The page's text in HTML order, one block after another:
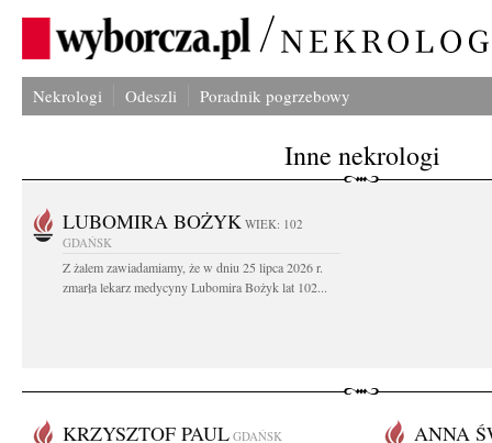
Nekrologi Odeszli Poradnik pogrzebowy
Inne nekrologi
LUBOMIRA BOŻYK WIEK: 102
GDAŃSK
Z żalem zawiadamiamy, że w dniu 25 lipca 2026 r.
zmarła lekarz medycyny Lubomira Bożyk lat 102...
KRZYSZTOF PAUL GDAŃSK
ANNA